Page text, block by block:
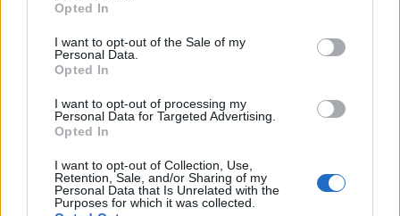
Opted In
I want to opt-out of the Sale of my
Personal Data.
Opted In
I want to opt-out of processing my
Personal Data for Targeted Advertising.
Opted In
I want to opt-out of Collection, Use,
Retention, Sale, and/or Sharing of my
Personal Data that Is Unrelated with the
Purposes for which it was collected.
hivatkozott. Ezt a Zágráb–Tirana–Pristina tengely
elmélyülésének tulajdonította. A szerződések...
KEDVES OLVASÓNK!
tartozik, melynek olvasása előfizetéses
regisztrációhoz kötött.